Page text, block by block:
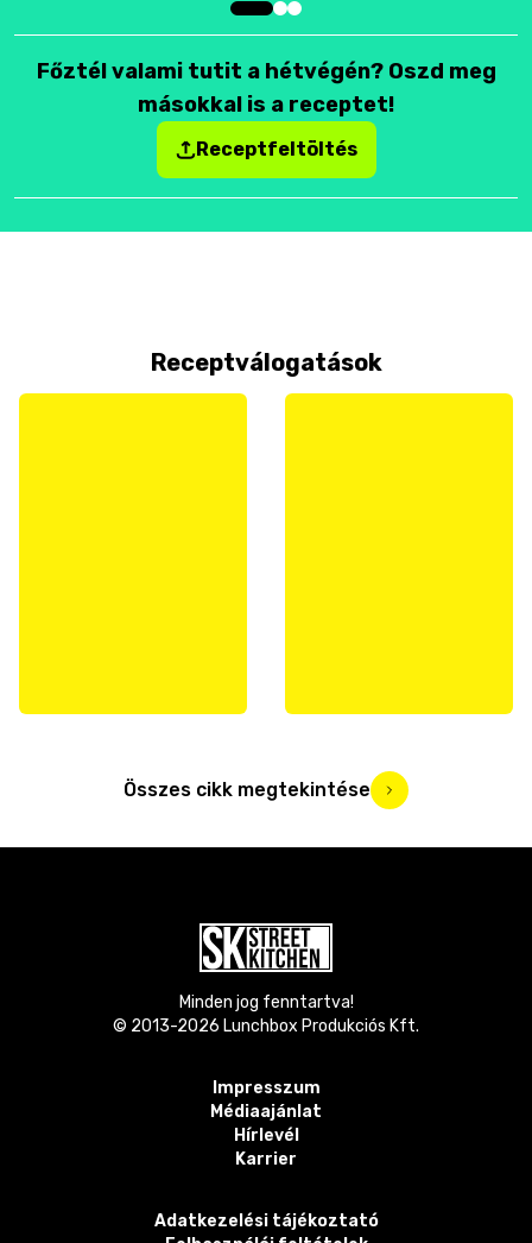
Főztél valami tutit a hétvégén? Oszd meg
másokkal is a receptet!
Receptfeltöltés
Receptválogatások
Összes cikk megtekintése
Minden jog fenntartva!
© 2013-2026 Lunchbox Produkciós Kft.
Impresszum
Médiaajánlat
Hírlevél
Karrier
Adatkezelési tájékoztató